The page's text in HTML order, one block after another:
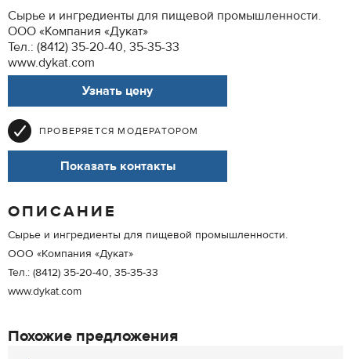
Сырье и ингредиенты для пищевой промышленности.
ООО «Компания «Дукат»
Тел.: (8412) 35-20-40, 35-35-33
www.dykat.com
Узнать цену
ПРОВЕРЯЕТСЯ МОДЕРАТОРОМ
Показать контакты
ОПИСАНИЕ
Сырье и ингредиенты для пищевой промышленности.
ООО «Компания «Дукат»
Тел.: (8412) 35-20-40, 35-35-33
www.dykat.com
Похожие предложения